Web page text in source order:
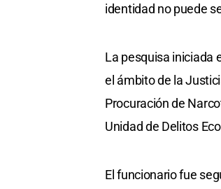
identidad no puede
La pesquisa iniciada
el ámbito de la
Procuración de
Unidad de Delitos
El funcionario fue